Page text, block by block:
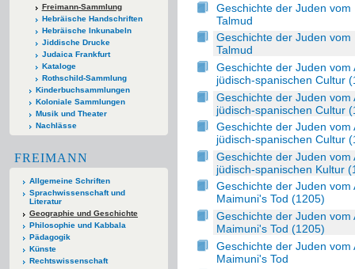
Freimann-Sammlung
Hebräische Handschriften
Hebräische Inkunabeln
Jiddische Drucke
Judaica Frankfurt
Kataloge
Rothschild-Sammlung
Kinderbuchsammlungen
Koloniale Sammlungen
Musik und Theater
Nachlässe
FREIMANN
Allgemeine Schriften
Sprachwissenschaft und
Literatur
Geographie und Geschichte
Philosophie und Kabbala
Pädagogik
Künste
Rechtswissenschaft
Geschichte der Juden
Talmud
Geschichte der Juden
Talmud
Geschichte der Juden
jüdisch-spanischen Cultur
Geschichte der Juden
jüdisch-spanischen Cultur
Geschichte der Juden
jüdisch-spanischen Cultur
Geschichte der Juden
jüdisch-spanischen Kultur
Geschichte der Juden
Maimuni's Tod (1205)
Geschichte der Juden
Maimuni's Tod (1205)
Geschichte der Juden
Maimuni's Tod